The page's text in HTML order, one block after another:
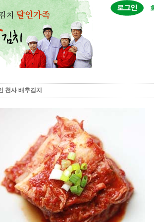
천사 배추김치